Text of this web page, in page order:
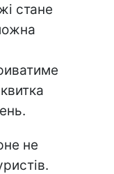
стане
не